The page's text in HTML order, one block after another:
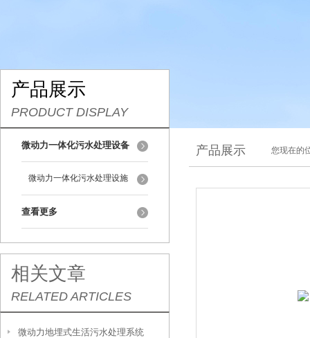
产品展示
PRODUCT DISPLAY
微动力一体化污水处理设备
微动力一体化污水处理设施
查看更多
相关文章
RELATED ARTICLES
微动力地埋式生活污水处理系统
产品展示 您现在的